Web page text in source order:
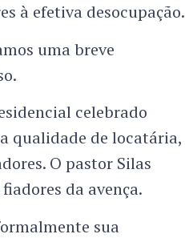
à efetiva desocupação.
uma breve
celebrado
qualidade de locatária,
O pastor Silas
da avença.
sua